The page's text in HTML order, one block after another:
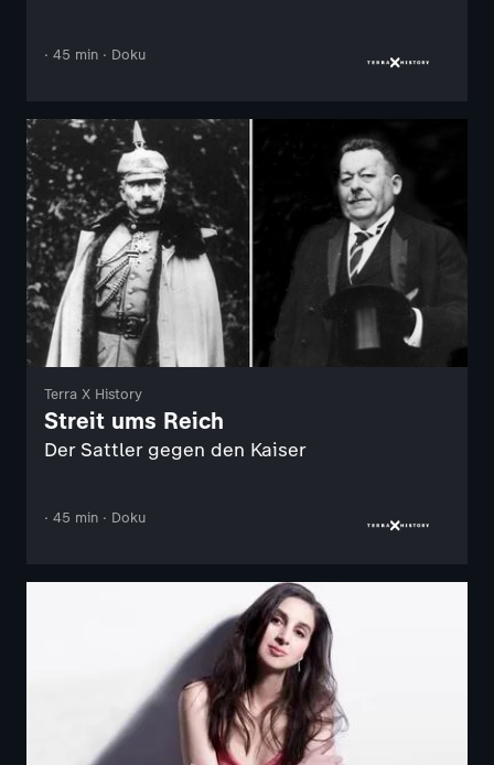
· 45 min · Doku
Terra X History
Streit ums Reich
Der Sattler gegen den Kaiser
· 45 min · Doku